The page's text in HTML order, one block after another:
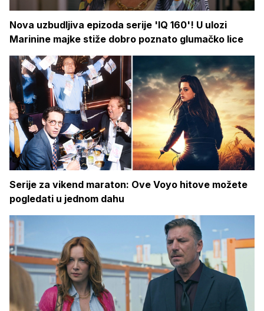
Nova uzbudljiva epizoda serije 'IQ 160'! U ulozi
Marinine majke stiže dobro poznato glumačko lice
Serije za vikend maraton: Ove Voyo hitove možete
pogledati u jednom dahu